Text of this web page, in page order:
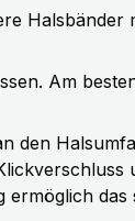
Am
den
ermöglich